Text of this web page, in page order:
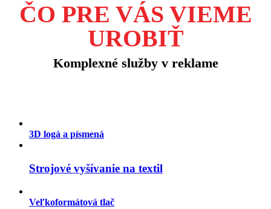
ČO PRE VÁS VIEME
UROBIŤ
Komplexné služby v reklame
3D logá a písmená
Strojové vyšívanie na textil
Veľkoformátová tlač